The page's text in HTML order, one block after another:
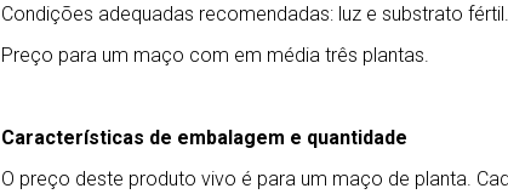
Condições adequadas recomendadas: luz e substrato fértil.
Preço para um maço com em média três plantas.
Características de embalagem e quantidade
O preço deste produto vivo é para um maço de planta.